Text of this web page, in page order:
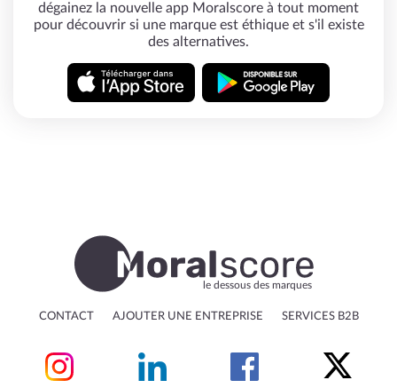
dégainez la nouvelle app Moralscore à tout moment
pour découvrir si une marque est éthique et s'il existe
des alternatives.
le dessous des marques
CONTACT AJOUTER UNE ENTREPRISE SERVICES B2B